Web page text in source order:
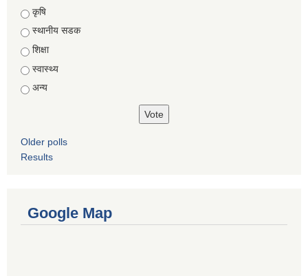
Choices
कृषि
स्थानीय सडक
शिक्षा
स्वास्थ्य
अन्य
Older polls
Results
Google Map